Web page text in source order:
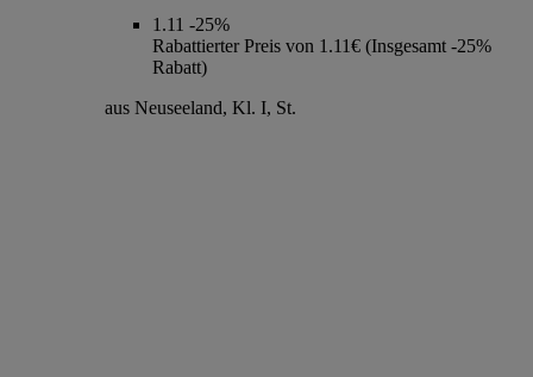
1.11 -25%
Rabattierter Preis von 1.11€ (Insgesamt -25%
Rabatt)
aus Neuseeland, Kl. I, St.